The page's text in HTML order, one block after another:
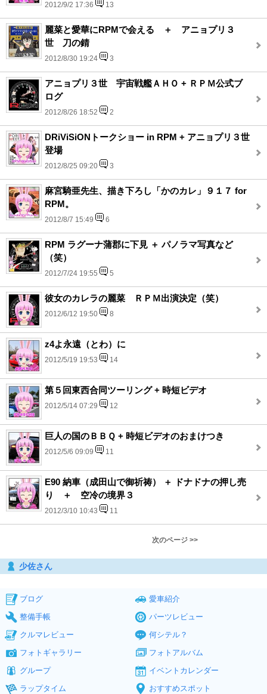
2012/9/2 17:36 13
麗菜と愛華にRPMで会える ＋ アニョプリ３
世 刀の錆
2012/8/30 19:24 3
アニョプリ３世 宇宙戦艦ＡＨＯ + ＲＰＭ公式ブ
ログ
2012/8/26 18:52 2
DRiViSiONトークショー in RPM + アニョプリ３世
登場
2012/8/25 09:20 3
麻宮騎亜先生、描き下ろし「かのカレ」９１７ for
RPM。
2012/8/7 15:49 6
RPM ラグーナ蒲郡に下見 ＋ パノラマ写真など
（笑）
2012/7/24 19:55 5
彼女のカレラの麗菜 ＲＰＭ出演決定（笑）
2012/6/12 19:50 8
z4よ永遠（とわ）に
2012/5/19 19:53 14
第５回東西合同ツーリング + 時短ビデオ
2012/5/14 07:29 12
巨人の国のＢＢＱ + 時短ビデオのおまけつき
2012/5/6 09:09 11
E90 納車（成田山で御祈祷） ＋ ドナドナの押し売
り ＋ 空冷の境界３
2012/3/10 10:43 11
次のページ >>
少佐さん
ブログ
愛車紹介
整備手帳
パーツレビュー
クルマレビュー
何シテル？
フォトギャラリー
フォトアルバム
グループ
イベントカレンダー
ラップタイム
おすすめスポット